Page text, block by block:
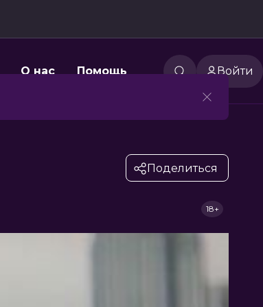
О нас Помощь Войти
Поделиться
18+